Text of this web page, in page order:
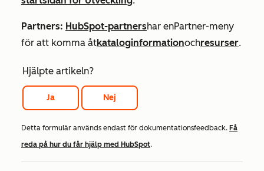
Partners: HubSpot-partnershar enPartner-meny
för att komma åtkataloginformationochresurser.
Hjälpte artikeln?
Ja Nej
Detta formulär används endast för dokumentationsfeedback. Få
reda på hur du får hjälp med HubSpot.